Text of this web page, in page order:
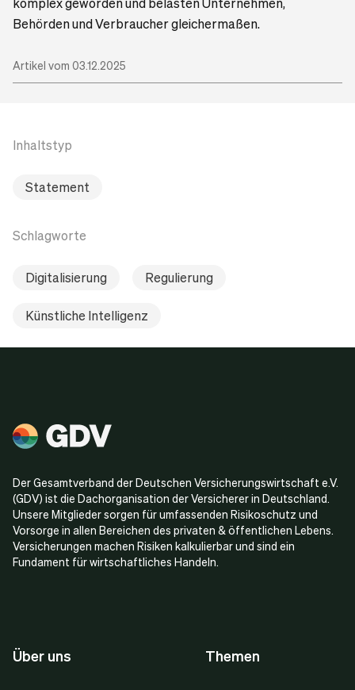
Behörden und Verbraucher gleichermaßen.
Artikel vom 03.12.2025
Inhaltstyp
Statement
Schlagworte
Digitalisierung Regulierung
Künstliche Intelligenz
Der Gesamtverband der Deutschen Versicherungswirtschaft e.V.
(GDV) ist die Dachorganisation der Versicherer in Deutschland.
Unsere Mitglieder sorgen für umfassenden Risikoschutz und
Vorsorge in allen Bereichen des privaten & öffentlichen Lebens.
Versicherungen machen Risiken kalkulierbar und sind ein
Fundament für wirtschaftliches Handeln.
Über uns Themen